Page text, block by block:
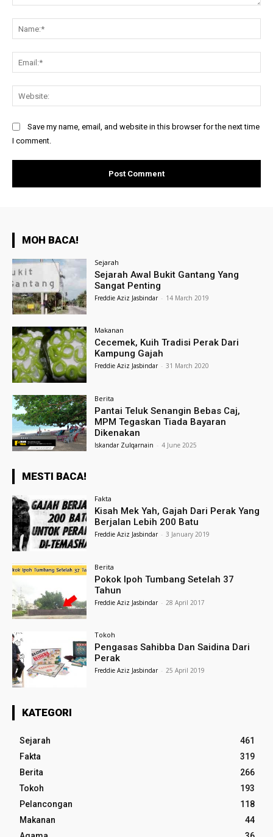
Save my name, email, and website in this browser for the next time
I comment.
MOH BACA!
Sejarah
Sejarah Awal Bukit Gantang Yang
Sangat Penting
Freddie Aziz Jasbindar - 14 March 2019
Makanan
Cecemek, Kuih Tradisi Perak Dari
Kampung Gajah
Freddie Aziz Jasbindar - 31 March 2020
Berita
Pantai Teluk Senangin Bebas Caj,
MPM Tegaskan Tiada Bayaran
Dikenakan
Iskandar Zulqarnain - 4 June 2025
MESTI BACA!
Fakta
Kisah Mek Yah, Gajah Dari Perak Yang
Berjalan Lebih 200 Batu
Freddie Aziz Jasbindar - 3 January 2019
Berita
Pokok Ipoh Tumbang Setelah 37
Tahun
Freddie Aziz Jasbindar - 28 April 2017
Tokoh
Pengasas Sahibba Dan Saidina Dari
Perak
Freddie Aziz Jasbindar - 25 April 2019
KATEGORI
Sejarah
461
Fakta
319
Berita
266
Tokoh
193
Pelancongan
118
Makanan
44